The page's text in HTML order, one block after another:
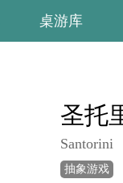
桌游库
圣托
Santorini
抽象游戏